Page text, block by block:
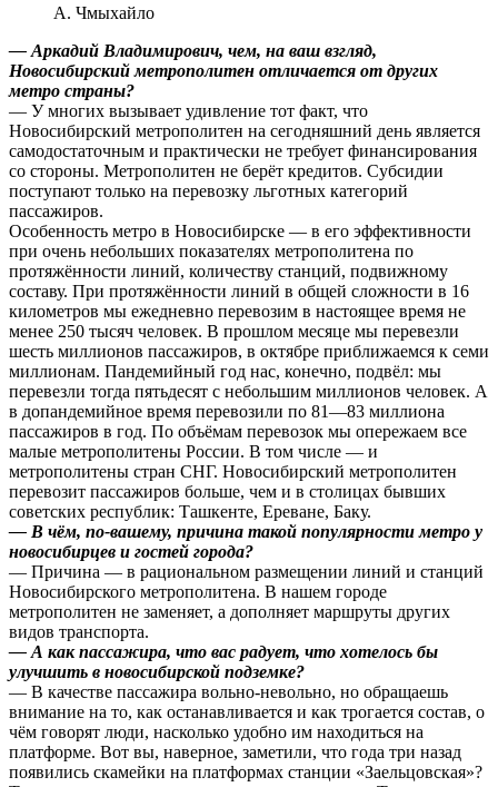
А. Чмыхайло
— Аркадий Владимирович, чем, на ваш взгляд,
Новосибирский метрополитен отличается от других
метро страны?
— У многих вызывает удивление тот факт, что
Новосибирский метрополитен на сегодняшний день является
самодостаточным и практически не требует финансирования
со стороны. Метрополитен не берёт кредитов. Субсидии
поступают только на перевозку льготных категорий
пассажиров.
Особенность метро в Новосибирске — в его эффективности
при очень небольших показателях метрополитена по
протяжённости линий, количеству станций, подвижному
составу. При протяжённости линий в общей сложности в 16
километров мы ежедневно перевозим в настоящее время не
менее 250 тысяч человек. В прошлом месяце мы перевезли
шесть миллионов пассажиров, в октябре приближаемся к семи
миллионам. Пандемийный год нас, конечно, подвёл: мы
перевезли тогда пятьдесят с небольшим миллионов человек. А
в допандемийное время перевозили по 81—83 миллиона
пассажиров в год. По объёмам перевозок мы опережаем все
малые метрополитены России. В том числе — и
метрополитены стран СНГ. Новосибирский метрополитен
перевозит пассажиров больше, чем и в столицах бывших
советских республик: Ташкенте, Ереване, Баку.
— В чём, по-вашему, причина такой популярности метро у
новосибирцев и гостей города?
— Причина — в рациональном размещении линий и станций
Новосибирского метрополитена. В нашем городе
метрополитен не заменяет, а дополняет маршруты других
видов транспорта.
— А как пассажира, что вас радует, что хотелось бы
улучшить в новосибирской подземке?
— В качестве пассажира вольно-невольно, но обращаешь
внимание на то, как останавливается и как трогается состав, о
чём говорят люди, насколько удобно им находиться на
платформе. Вот вы, наверное, заметили, что года три назад
появились скамейки на платформах станции «Заельцовская»?